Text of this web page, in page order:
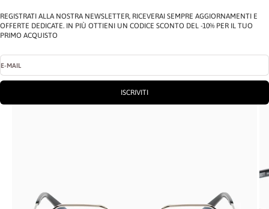
REGISTRATI ALLA NOSTRA NEWSLETTER, RICEVERAI SEMPRE AGGIORNAMENTI E
OFFERTE DEDICATE. IN PIÙ OTTIENI UN CODICE SCONTO DEL -10% PER IL TUO
PRIMO ACQUISTO
E-MAIL
ISCRIVITI